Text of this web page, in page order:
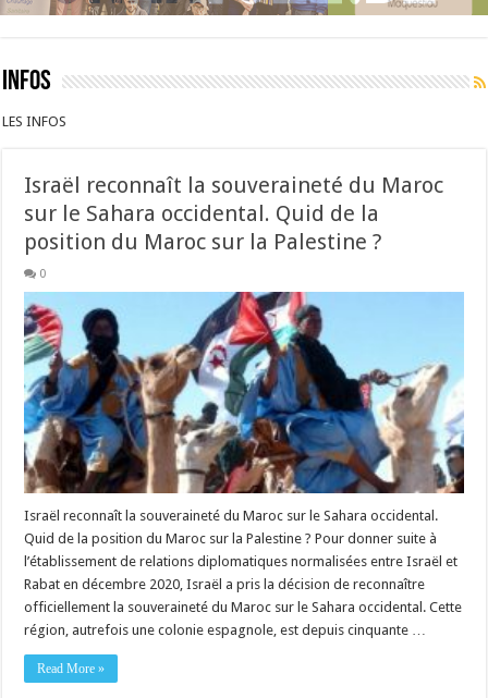
INFOS
LES INFOS
Israël reconnaît la souveraineté du Maroc
sur le Sahara occidental. Quid de la
position du Maroc sur la Palestine ?
0
Israël reconnaît la souveraineté du Maroc sur le Sahara occidental.
Quid de la position du Maroc sur la Palestine ? Pour donner suite à
l’établissement de relations diplomatiques normalisées entre Israël et
Rabat en décembre 2020, Israël a pris la décision de reconnaître
officiellement la souveraineté du Maroc sur le Sahara occidental. Cette
région, autrefois une colonie espagnole, est depuis cinquante …
Read More »